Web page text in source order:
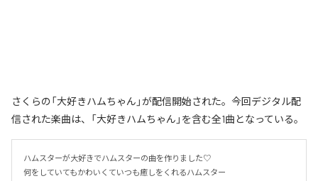
さくらの「大好きハムちゃん」が配信開始された。今回デジタル配
信された楽曲は、「大好きハムちゃん」を含む全1曲となっている。
ハムスターが大好きでハムスターの曲を作りました♡
何をしていてもかわいくていつも癒しをくれるハムスター